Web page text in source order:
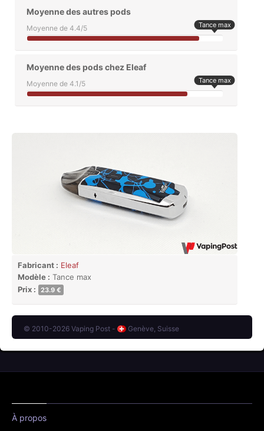
Moyenne des autres pods
Moyenne de 4.4/5 Tance max
Moyenne des pods chez Eleaf
Moyenne de 4.1/5 Tance max
Fabricant : Eleaf
Modèle : Tance max
Prix :
23.9 €
© 2010-2026 Vaping Post - Genève, Suisse
À propos